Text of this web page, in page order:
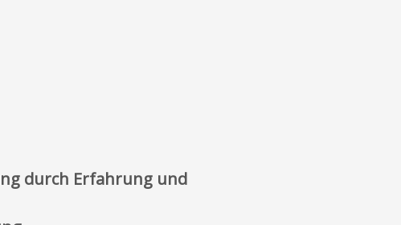
durch Erfahrung und